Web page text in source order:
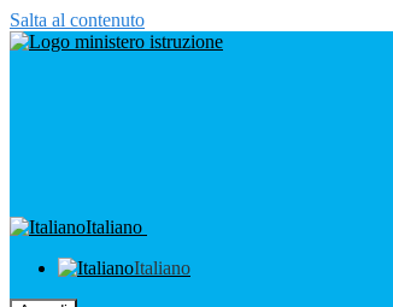
Salta al contenuto
Italiano
Italiano